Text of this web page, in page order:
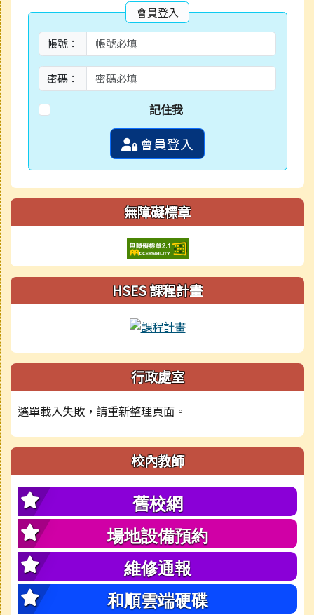
會員登入
帳號：
密碼：
記住我
會員登入
無障礙標章
HSES 課程計畫
行政處室
選單載入失敗，請重新整理頁面。
校內教師
舊校網
場地設備預約
維修通報
和順雲端硬碟